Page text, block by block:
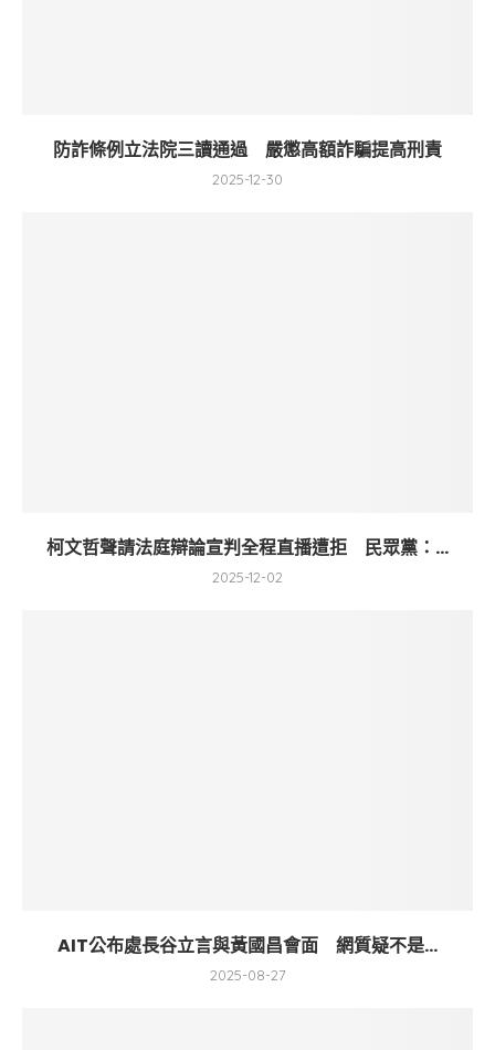
防詐條例立法院三讀通過 嚴懲高額詐騙提高刑責
2025-12-30
柯文哲聲請法庭辯論宣判全程直播遭拒 民眾黨：...
2025-12-02
AIT公布處長谷立言與黃國昌會面 網質疑不是...
2025-08-27